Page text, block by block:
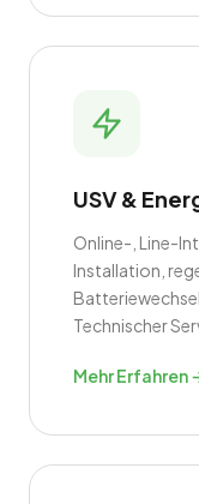
USV &
Online-, Line-
Installation,
Technischer
Mehr Erfahren